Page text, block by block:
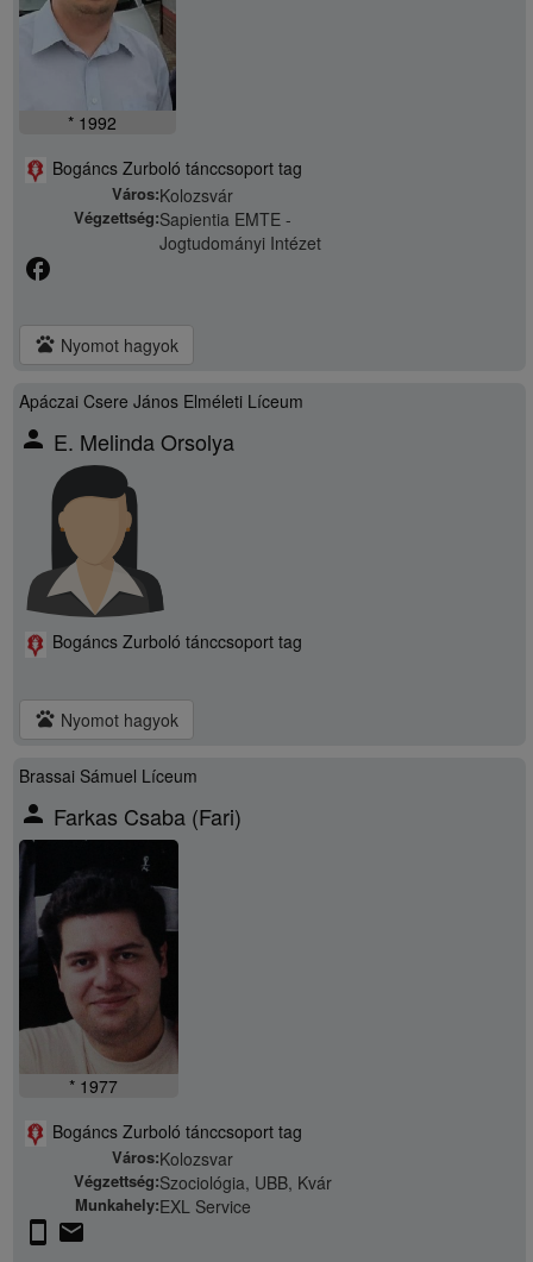
* 1992
Bogáncs Zurboló tánccsoport tag
Város:Kolozsvár
Végzettség:Sapientia EMTE -
Jogtudományi Intézet
facebook
pets Nyomot hagyok
Apáczai Csere János Elméleti Líceum
person E. Melinda Orsolya
Bogáncs Zurboló tánccsoport tag
pets Nyomot hagyok
Brassai Sámuel Líceum
person Farkas Csaba (Fari)
* 1977
Bogáncs Zurboló tánccsoport tag
Város:Kolozsvar
Végzettség:Szociológia, UBB, Kvár
Munkahely:EXL Service
stay_current_portrait email